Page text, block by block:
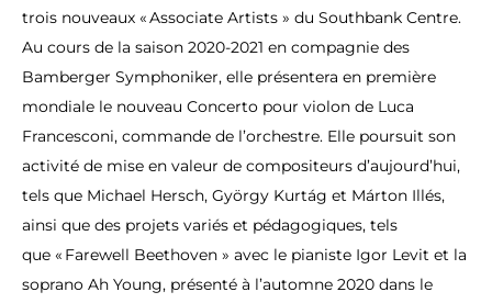
trois nouveaux « Associate Artists » du Southbank Centre.
Au cours de la saison 2020-2021 en compagnie des
Bamberger Symphoniker, elle présentera en première
mondiale le nouveau Concerto pour violon de Luca
Francesconi, commande de l’orchestre. Elle poursuit son
activité de mise en valeur de compositeurs d’aujourd’hui,
tels que Michael Hersch, György Kurtág et Márton Illés,
ainsi que des projets variés et pédagogiques, tels
que « Farewell Beethoven » avec le pianiste Igor Levit et la
soprano Ah Young, présenté à l’automne 2020 dans le